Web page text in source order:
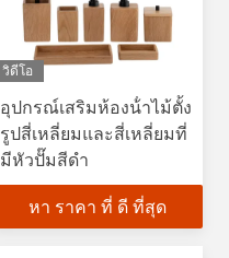
วิดีโอ
อุปกรณ์เสริมห้องน้ําไม้ตั้ง
รูปสี่เหลี่ยมและสี่เหลี่ยมที่
มีหัวปั๊มสีดํา
หา ราคา ที่ ดี ที่สุด